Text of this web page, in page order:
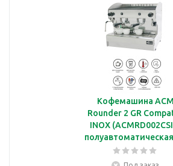
Кофемашина ACM
Rounder 2 GR
INOX
полуавтоматическая
группами